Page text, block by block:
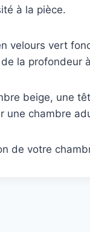
à la pièce.
velours vert
la profondeur
beige, une
une chambre
de votre